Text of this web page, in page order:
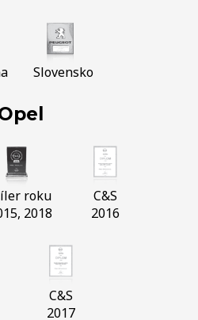
Slovensko
roku
2018
C&S
2016
C&S
2017